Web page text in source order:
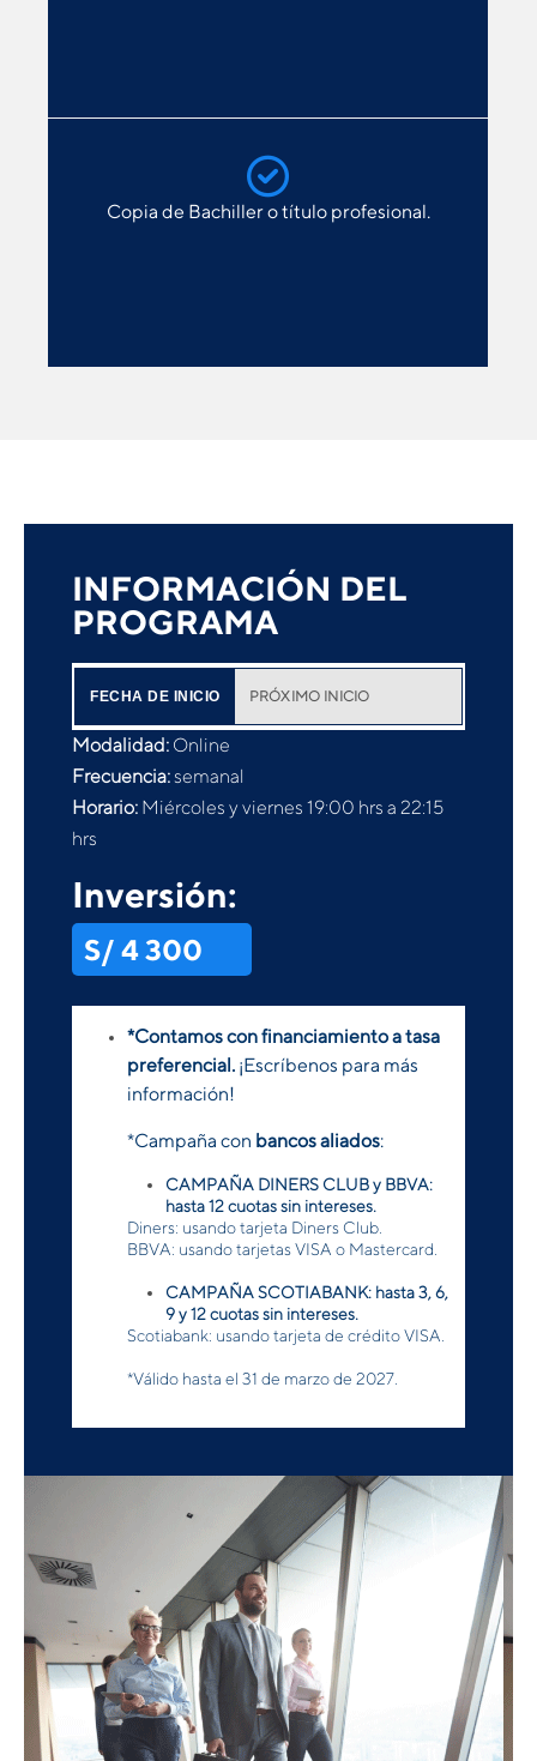
Copia de Bachiller o título profesional.
INFORMACIÓN DEL
PROGRAMA
FECHA DE INICIO PRÓXIMO INICIO
Modalidad: Online
Frecuencia:semanal
Horario: Miércoles y viernes 19:00 hrs a 22:15
hrs
Inversión:
S/ 4 300
*Contamos con financiamiento a tasa
preferencial. ¡Escríbenos para más
información!
*Campaña con bancos aliados:
CAMPAÑA DINERS CLUB y BBVA:
hasta 12 cuotas sin intereses.
Diners: usando tarjeta Diners Club.
BBVA: usando tarjetas VISA o Mastercard.
CAMPAÑA SCOTIABANK: hasta 3, 6,
9 y 12 cuotas sin intereses.
Scotiabank: usando tarjeta de crédito VISA.
*Válido hasta el 31 de marzo de 2027.